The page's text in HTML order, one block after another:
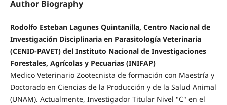
Author Biography
Rodolfo Esteban Lagunes Quintanilla, Centro Nacional de
Investigación Disciplinaria en Parasitología Veterinaria
(CENID-PAVET) del Instituto Nacional de Investigaciones
Forestales, Agrícolas y Pecuarias (INIFAP)
Medico Veterinario Zootecnista de formación con Maestría y
Doctorado en Ciencias de la Producción y de la Salud Animal
(UNAM). Actualmente, Investigador Titular Nivel "C" en el